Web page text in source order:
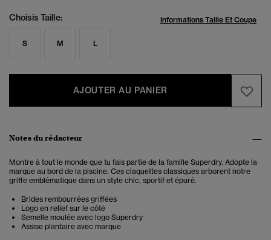
Choisis Taille: Informations Taille Et Coupe
S M L
AJOUTER AU PANIER
Notes du rédacteur
Montre à tout le monde que tu fais partie de la famille Superdry. Adopte la
marque au bord de la piscine. Ces claquettes classiques arborent notre
griffe emblématique dans un style chic, sportif et épuré.
Brides rembourrées griffées
Logo en relief sur le côté
Semelle moulée avec logo Superdry
Assise plantaire avec marque